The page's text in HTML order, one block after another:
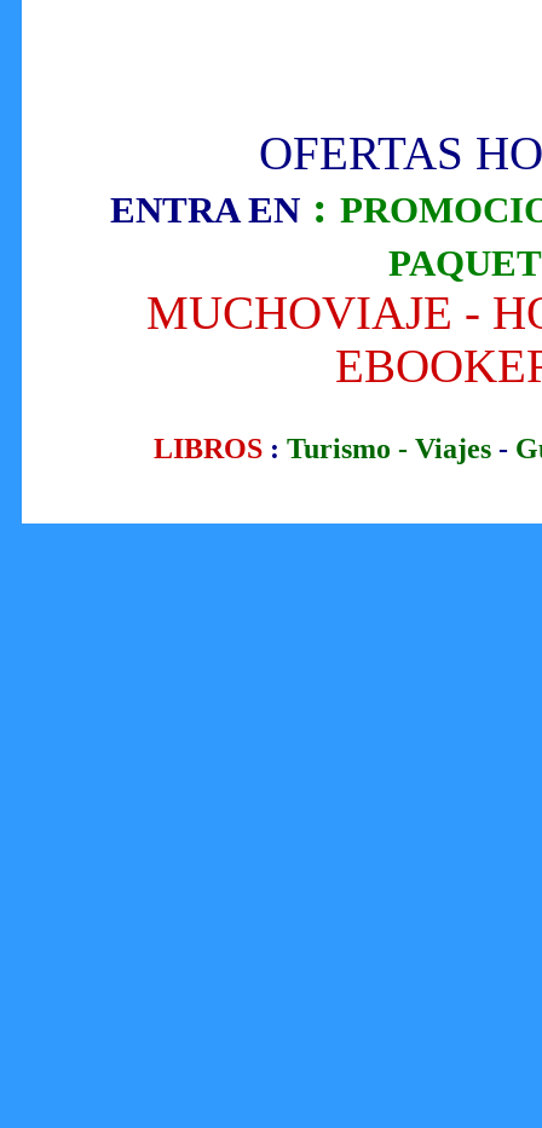
OFERTAS
ENTRA EN :
MUCHOVIAJE -
LIBROS : Turismo - Viajes-